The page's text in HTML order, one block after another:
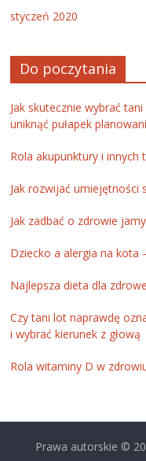
styczeń 2020
Do poczytania
Jak skutecznie wybrać
uniknąć pułapek
Rola akupunktury i innych
Jak rozwijać umiejętności
Jak zadbać o zdrowie
Dziecko a alergia na kota
Najlepsza dieta dla
Czy tani lot naprawdę
i wybrać kierunek z głową
Rola witaminy D w
Prawa autorskie ©